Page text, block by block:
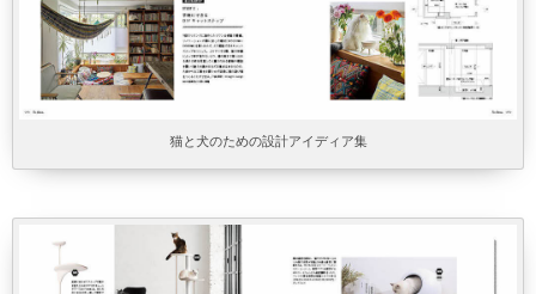
猫と犬のための設計アイディア集